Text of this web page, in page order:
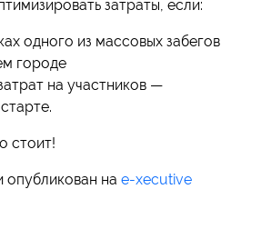
затраты, если:
одного из массовых забегов
городе
на участников —
стоит!
опубликован на e-xecutive